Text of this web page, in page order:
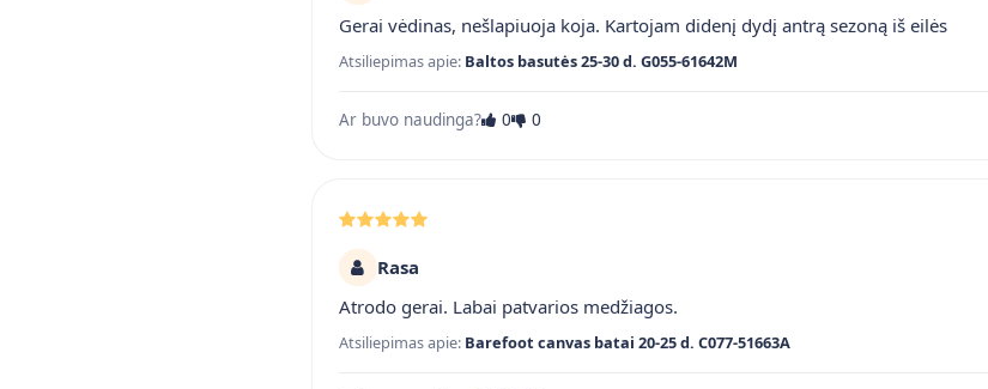
Gerai vėdinas, nešlapiuoja koja. Kartojam didenį dydį antrą sezoną iš eilės
Atsiliepimas apie: Baltos basutės 25-30 d. G055-61642M
Ar buvo naudinga? 0 0
Rasa
Atrodo gerai. Labai patvarios medžiagos.
Atsiliepimas apie: Barefoot canvas batai 20-25 d. C077-51663A